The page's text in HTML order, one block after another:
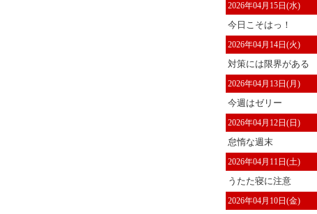
2026年04月15日(水)
今日こそはっ！
2026年04月14日(火)
対策には限界がある
2026年04月13日(月)
今週はゼリー
2026年04月12日(日)
怠惰な週末
2026年04月11日(土)
うたた寝に注意
2026年04月10日(金)